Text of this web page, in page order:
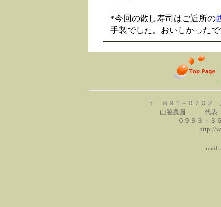
*今回の散し寿司はご近所の
手製でした。おいしかった
〒 ８９１－０７０２
山脇農園 代表
０９９３－３
http://
mail